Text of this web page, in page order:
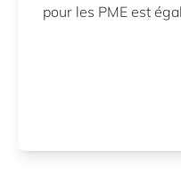
pour les PME est